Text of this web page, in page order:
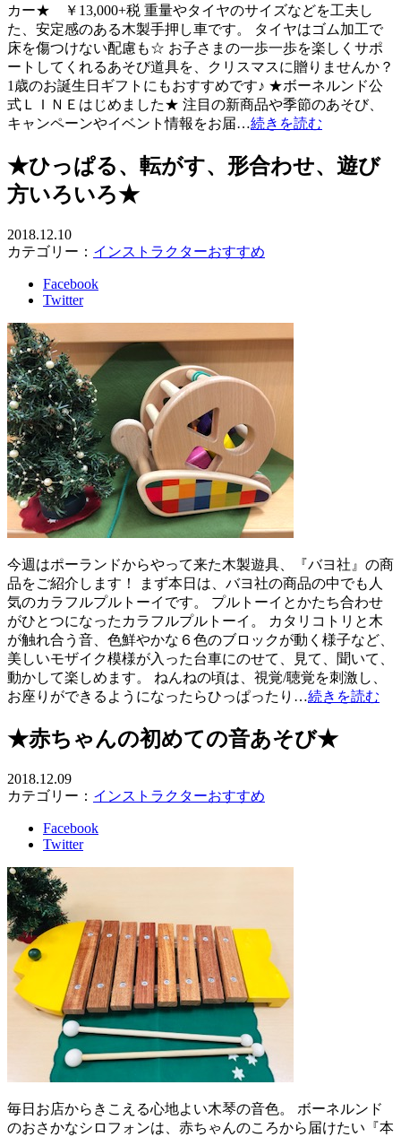
カー★ ￥13,000+税 重量やタイヤのサイズなどを工夫し
た、安定感のある木製手押し車です。 タイヤはゴム加工で
床を傷つけない配慮も☆ お子さまの一歩一歩を楽しくサポ
ートしてくれるあそび道具を、クリスマスに贈りませんか？
1歳のお誕生日ギフトにもおすすめです♪ ★ボーネルンド公
式ＬＩＮＥはじめました★ 注目の新商品や季節のあそび、
キャンペーンやイベント情報をお届…続きを読む
★ひっぱる、転がす、形合わせ、遊び
方いろいろ★
2018.12.10
カテゴリー： インストラクターおすすめ
Facebook
Twitter
今週はポーランドからやって来た木製遊具、『バヨ社』の商
品をご紹介します！ まず本日は、バヨ社の商品の中でも人
気のカラフルプルトーイです。 プルトーイとかたち合わせ
がひとつになったカラフルプルトーイ。 カタリコトリと木
が触れ合う音、色鮮やかな６色のブロックが動く様子など、
美しいモザイク模様が入った台車にのせて、見て、聞いて、
動かして楽しめます。 ねんねの頃は、視覚/聴覚を刺激し、
お座りができるようになったらひっぱったり…続きを読む
★赤ちゃんの初めての音あそび★
2018.12.09
カテゴリー： インストラクターおすすめ
Facebook
Twitter
毎日お店からきこえる心地よい木琴の音色。 ボーネルンド
のおさかなシロフォンは、赤ちゃんのころから届けたい『本